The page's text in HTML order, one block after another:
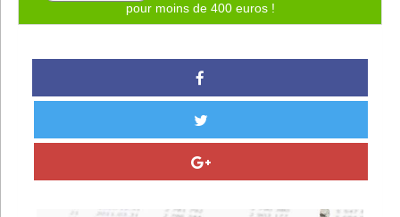
Partager
pour moins de 400 euros !